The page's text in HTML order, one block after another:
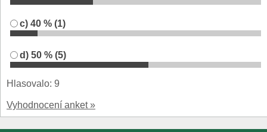
c) 40 % (1)
d) 50 % (5)
Hlasovalo: 9
Vyhodnocení anket »